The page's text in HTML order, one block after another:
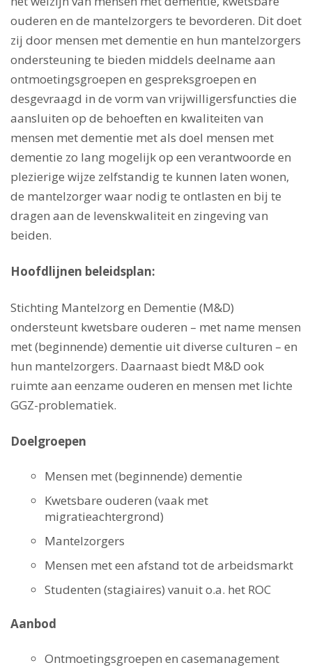
ouderen en de mantelzorgers te bevorderen. Dit doet
zij door mensen met dementie en hun mantelzorgers
ondersteuning te bieden middels deelname aan
ontmoetingsgroepen en gespreksgroepen en
desgevraagd in de vorm van vrijwilligersfuncties die
aansluiten op de behoeften en kwaliteiten van
mensen met dementie met als doel mensen met
dementie zo lang mogelijk op een verantwoorde en
plezierige wijze zelfstandig te kunnen laten wonen,
de mantelzorger waar nodig te ontlasten en bij te
dragen aan de levenskwaliteit en zingeving van
beiden.
Hoofdlijnen beleidsplan:
Stichting Mantelzorg en Dementie (M&D)
ondersteunt kwetsbare ouderen – met name mensen
met (beginnende) dementie uit diverse culturen – en
hun mantelzorgers. Daarnaast biedt M&D ook
ruimte aan eenzame ouderen en mensen met lichte
GGZ-problematiek.
Doelgroepen
Mensen met (beginnende) dementie
Kwetsbare ouderen (vaak met
migratieachtergrond)
Mantelzorgers
Mensen met een afstand tot de arbeidsmarkt
Studenten (stagiaires) vanuit o.a. het ROC
Aanbod
Ontmoetingsgroepen en casemanagement